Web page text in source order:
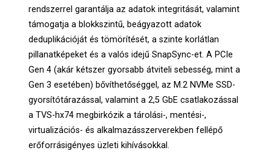
rendszerrel garantálja az adatok integritását, valamint
támogatja a blokkszintű, beágyazott adatok
deduplikációját és tömörítését, a szinte korlátlan
pillanatképeket és a valós idejű SnapSync-et. A PCIe
Gen 4 (akár kétszer gyorsabb átviteli sebesség, mint a
Gen 3 esetében) bővíthetőséggel, az M.2 NVMe SSD-
gyorsítótárazással, valamint a 2,5 GbE csatlakozással
a TVS-hx74 megbirkózik a tárolási-, mentési-,
virtualizációs- és alkalmazásszerverekben fellépő
erőforrásigényes üzleti kihívásokkal.